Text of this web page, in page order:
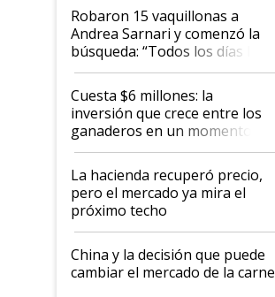
Robaron 15 vaquillonas a
Andrea Sarnari y comenzó la
búsqueda: “Todos los días le
toca a algún productor”
Cuesta $6 millones: la
inversión que crece entre los
ganaderos en un momento
histórico para la actividad
La hacienda recuperó precio,
pero el mercado ya mira el
próximo techo
China y la decisión que puede
cambiar el mercado de la carne